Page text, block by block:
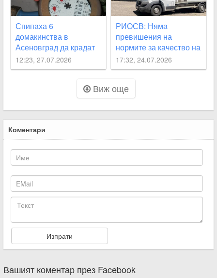
Спипаха 6
домакинства в
Асеновград да крадат
вода
12:23, 27.07.2026
РИОСВ: Няма
превишения на
нормите за качество на
въздуха след пожара в
Асеновград
17:32, 24.07.2026
Виж още
Коментари
Вашият коментар през Facebook